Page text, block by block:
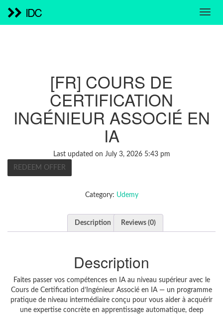
IDC
[FR] COURS DE
CERTIFICATION
INGÉNIEUR ASSOCIÉ EN
IA
Last updated on July 3, 2026 5:43 pm
REDEEM OFFER
Category: Udemy
Description Reviews (0)
Description
Faites passer vos compétences en IA au niveau supérieur avec le
Cours de Certification d’Ingénieur Associé en IA — un programme
pratique de niveau intermédiaire conçu pour vous aider à acquérir
une expertise concrète en apprentissage automatique, deep